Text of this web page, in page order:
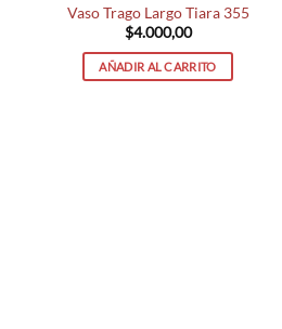
Vaso Trago Largo Tiara 355
$4.000,00
AÑADIR AL CARRITO